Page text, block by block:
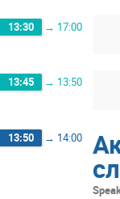
13:30 → 17:00
13:45 → 13:50
13:50 → 14:00